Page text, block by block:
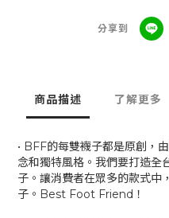
分享到
商品描述 了解更多
• BFF的每雙襪子都是原創，
念和獨特風格。我們要打造全
子。讓消費者在眾多的款式中
子。Best Foot Friend！